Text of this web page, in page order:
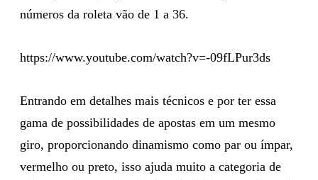
números da roleta vão de 1 a 36.
https://www.youtube.com/watch?v=-09fLPur3ds
Entrando em detalhes mais técnicos e por ter essa
gama de possibilidades de apostas em um mesmo
giro, proporcionando dinamismo como par ou ímpar,
vermelho ou preto, isso ajuda muito a categoria de